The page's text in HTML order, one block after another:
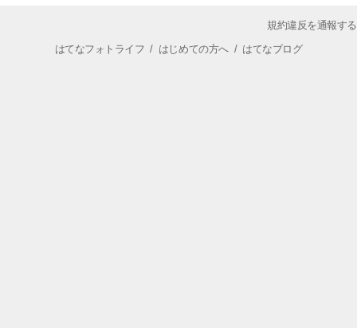
規約違反を通報する
はてなフォトライフ / はじめての方へ/ はてなブログ